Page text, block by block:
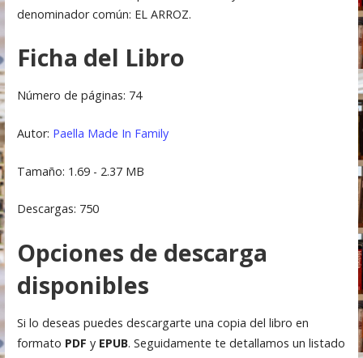
denominador común: EL ARROZ.
Ficha del Libro
Número de páginas: 74
Autor: Paella Made In Family
Tamaño: 1.69 - 2.37 MB
Descargas: 750
Opciones de descarga
disponibles
Si lo deseas puedes descargarte una copia del libro en
formato PDF y EPUB. Seguidamente te detallamos un listado